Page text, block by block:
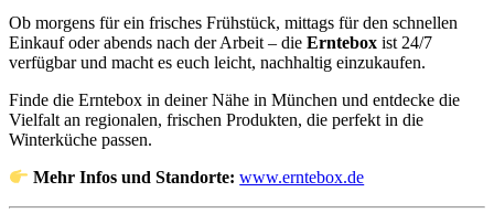
Ob morgens für ein frisches Frühstück, mittags für den schnellen
Einkauf oder abends nach der Arbeit – die Erntebox ist 24/7
verfügbar und macht es euch leicht, nachhaltig einzukaufen.
Finde die Erntebox in deiner Nähe in München und entdecke die
Vielfalt an regionalen, frischen Produkten, die perfekt in die
Winterküche passen.
Mehr Infos und Standorte: www.erntebox.de